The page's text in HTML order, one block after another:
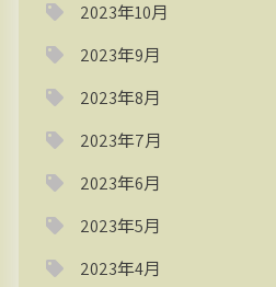
2023年10月
2023年9月
2023年8月
2023年7月
2023年6月
2023年5月
2023年4月